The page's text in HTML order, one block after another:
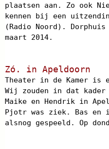
plaatsen aan. Zo ook
kennen bij een
(Radio Noord).
maart 2014.
Zó. in Apeldoorn
Theater in de Kamer
Wij zouden in dat
Maike en Hendrik in
Pjotr was ziek. Bas en
alsnog gespeeld. Op